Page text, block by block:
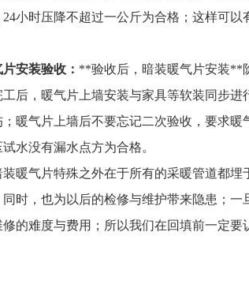
小时压降不超过一公斤为合格；这样可
安装验收： **验收后，暗装暖气片安装**
工后，暖气片上墙安装与家具等软装同步
暖气片上墙后不要忘记二次验收，要求
水没有漏水点方为合格。
气片特殊之外在于所有的采暖管道都埋
时，也为以后的检修与维护带来隐患；一
的难度与费用；所以我们在回填前一定